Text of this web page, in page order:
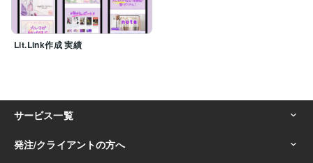
Lit.Link作成 実績